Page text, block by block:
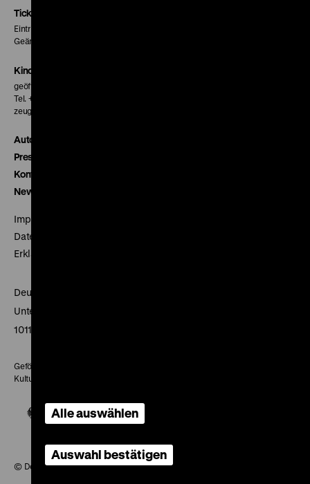
Tickets
Eintritt 5 €
Geänderte Preise sind im Programm vermerkt.
Kinokasse
geöffnet 30 Minuten vor Beginn der ersten Vorstellung
Tel. + 49 30 20304-770
zeughauskino@dhm.de
Autor*innen
Presse
Kontakt
Newsletter
Impressum
Datenschutz
Erklärung digitale Barrierefreiheit
Deutsches Historisches Museum
Unter den Linden 2
10117 Berlin
Gefördert mit Mitteln des Beauftragten der Bundesregierung für
Kultur und Medien
© Deutsches Historisches Museum, 2026
Alle auswählen
Auswahl bestätigen